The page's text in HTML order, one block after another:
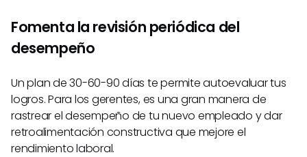
Fomenta la revisión periódica del
desempeño
Un plan de 30-60-90 días te permite autoevaluar tus
logros. Para los gerentes, es una gran manera de
rastrear el desempeño de tu nuevo empleado y dar
retroalimentación constructiva que mejore el
rendimiento laboral.